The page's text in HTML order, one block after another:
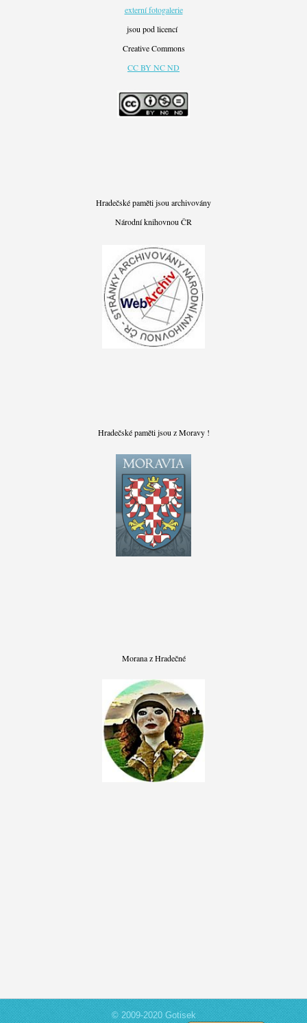
externí fotogalerie
jsou pod licencí
Creative Commons
CC BY NC ND
Hradečské paměti jsou archivovány
Národní knihovnou ČR
Hradečské paměti jsou z Moravy !
Morana z Hradečné
© 2009-2020 Gotisek